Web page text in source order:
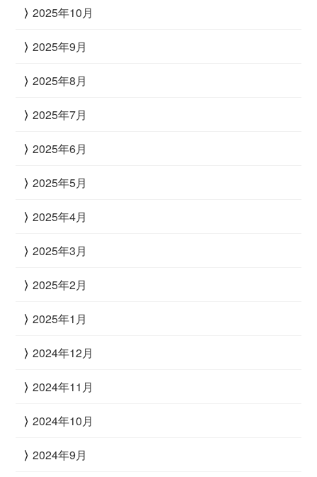
2025年10月
2025年9月
2025年8月
2025年7月
2025年6月
2025年5月
2025年4月
2025年3月
2025年2月
2025年1月
2024年12月
2024年11月
2024年10月
2024年9月